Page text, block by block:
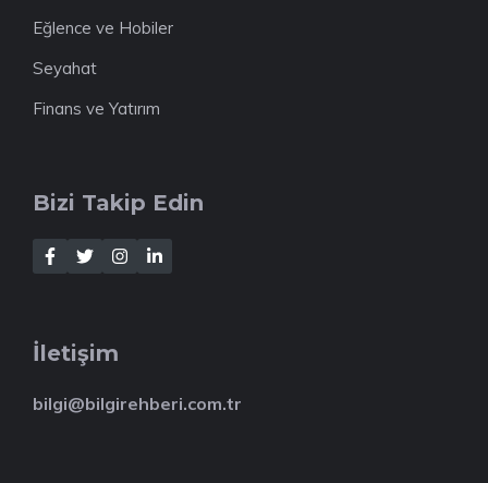
Eğlence ve Hobiler
Seyahat
Finans ve Yatırım
Bizi Takip Edin
İletişim
bilgi@bilgirehberi.com.tr